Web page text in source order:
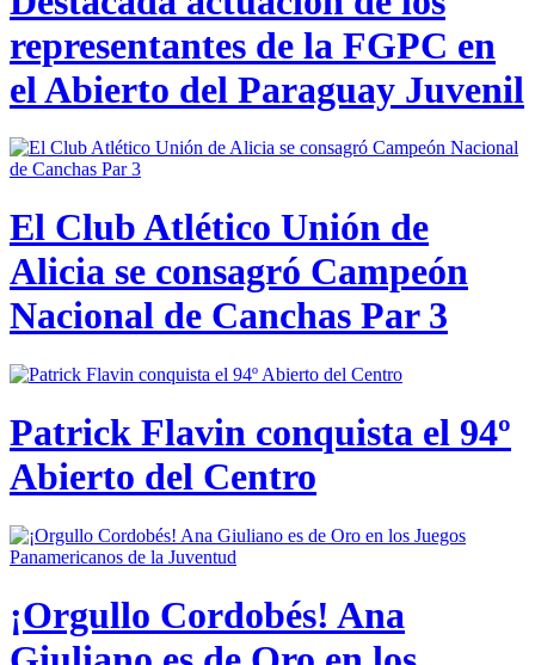
representantes de la FGPC en
el Abierto del Paraguay Juvenil
El Club Atlético Unión de
Alicia se consagró Campeón
Nacional de Canchas Par 3
Patrick Flavin conquista el 94º
Abierto del Centro
¡Orgullo Cordobés! Ana